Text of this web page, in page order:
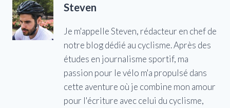
Steven
Je m'appelle Steven, rédacteur en chef de
notre blog dédié au cyclisme. Après des
études en journalisme sportif, ma
passion pour le vélo m'a propulsé dans
cette aventure où je combine mon amour
pour l'écriture avec celui du cyclisme,